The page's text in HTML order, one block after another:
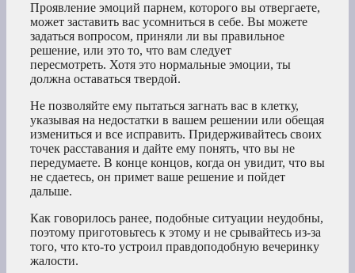
Проявление эмоций парнем, которого вы отвергаете,
может заставить вас усомниться в себе. Вы можете
задаться вопросом, приняли ли вы правильное
решение, или это то, что вам следует
пересмотреть. Хотя это нормальные эмоции, ты
должна оставаться твердой.
Не позволяйте ему пытаться загнать вас в клетку,
указывая на недостатки в вашем решении или обещая
измениться и все исправить. Придерживайтесь своих
точек расставания и дайте ему понять, что вы не
передумаете. В конце концов, когда он увидит, что вы
не сдаетесь, он примет ваше решение и пойдет
дальше.
Как говорилось ранее, подобные ситуации неудобны,
поэтому приготовьтесь к этому и не срывайтесь из-за
того, что кто-то устроил правдоподобную вечеринку
жалости.